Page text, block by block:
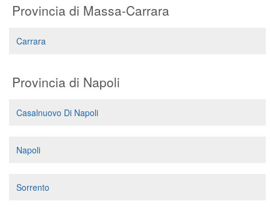
Provincia di Massa-Carrara
Carrara
Provincia di Napoli
Casalnuovo Di Napoli
Napoli
Sorrento